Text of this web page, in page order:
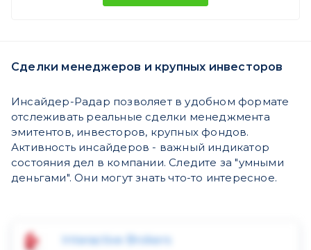
Сделки менеджеров и крупных инвесторов
Инсайдер-Радар позволяет в удобном формате
отслеживать реальные сделки менеджмента
эмитентов, инвесторов, крупных фондов.
Активность инсайдеров - важный индикатор
состояния дел в компании. Следите за "умными
деньгами". Они могут знать что-то интересное.
Interactive Brokers